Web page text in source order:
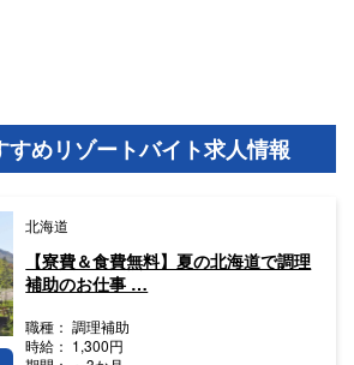
すめリゾートバイト求人情報
北海道
【寮費＆食費無料】夏の北海道で調理
補助のお仕事 …
職種： 調理補助
時給： 1,300円